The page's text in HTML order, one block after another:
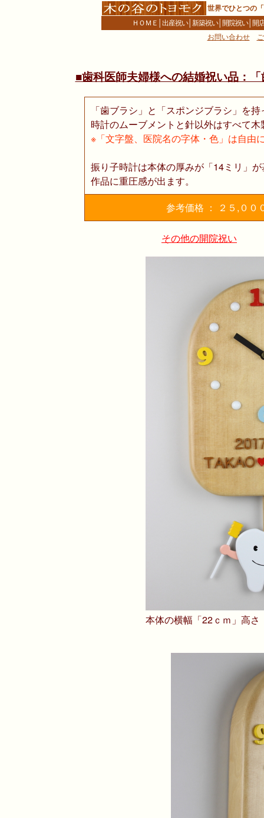
世界でひとつの
ＨＯＭＥ │出産祝い│新築祝い│開院祝い│開
お問い合わせ
■歯科医師夫婦様への結婚祝い品：
「歯ブラシ」と「スポンジブラシ」を
時計のムーブメントと針以外はすべて木
※「文字盤、医院名の字体・色」は自由
振り子時計は本体の厚みが「14ミリ」
作品に重圧感が出ます。
参考価格 ： ２５,０
その他の開院祝い
本体の横幅「22ｃｍ」高